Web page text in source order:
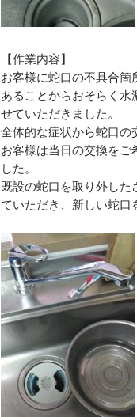
【作業内容】
お客様に蛇口の不具合箇
あることからおそらく水
せていただきました。
全体的な症状から蛇口の
お客様は当日の交換をご
した。
既設の蛇口を取り外し
ていただき、新しい蛇口